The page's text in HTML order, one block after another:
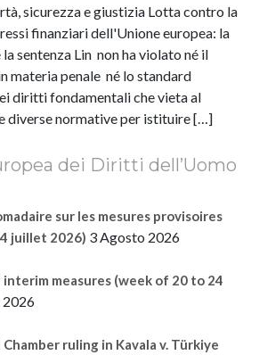
sicurezza e giustizia Lotta contro la
finanziari dell'Unione europea: la
sentenza Lin non ha violato né il
materia penale né lo standard
diritti fondamentali che vieta al
diverse normative per istituire […]
dei Diritti dell’Uomo
sur les mesures provisoires
juillet 2026) 3 Agosto 2026
measures (week of 20 to 24
2026
ruling in Kavala v. Türkiye